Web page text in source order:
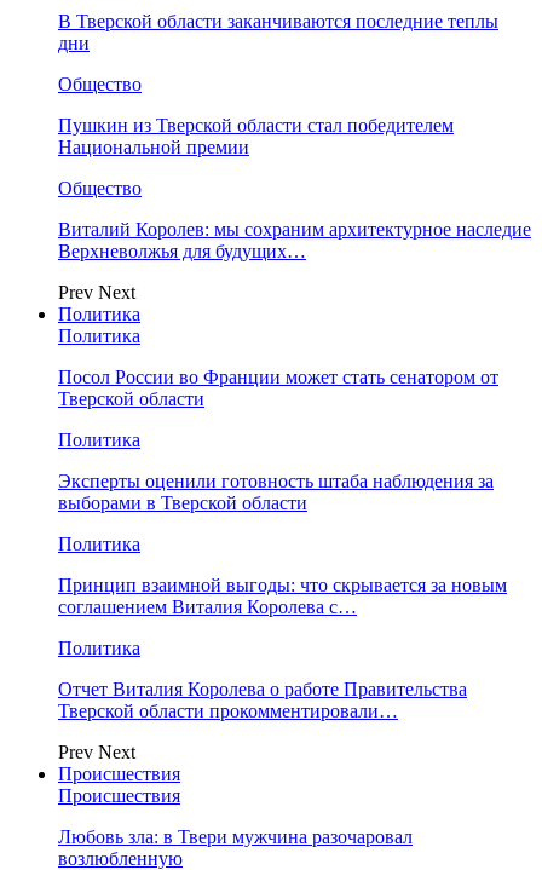
В Тверской области заканчиваются последние теплы
дни
Общество
Пушкин из Тверской области стал победителем
Национальной премии
Общество
Виталий Королев: мы сохраним архитектурное наследие
Верхневолжья для будущих…
Prev Next
Политика
Политика
Посол России во Франции может стать сенатором от
Тверской области
Политика
Эксперты оценили готовность штаба наблюдения за
выборами в Тверской области
Политика
Принцип взаимной выгоды: что скрывается за новым
соглашением Виталия Королева с…
Политика
Отчет Виталия Королева о работе Правительства
Тверской области прокомментировали…
Prev Next
Происшествия
Происшествия
Любовь зла: в Твери мужчина разочаровал
возлюбленную